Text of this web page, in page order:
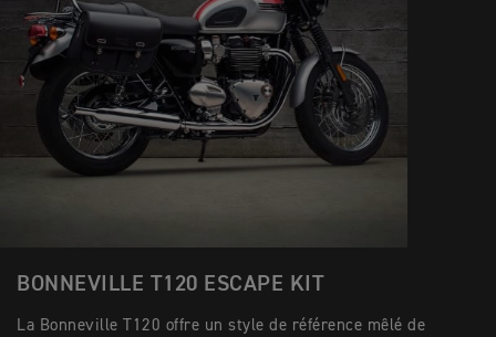
BONNEVILLE T120 ESCAPE KIT
La Bonneville T120 offre un style de référence mêlé de